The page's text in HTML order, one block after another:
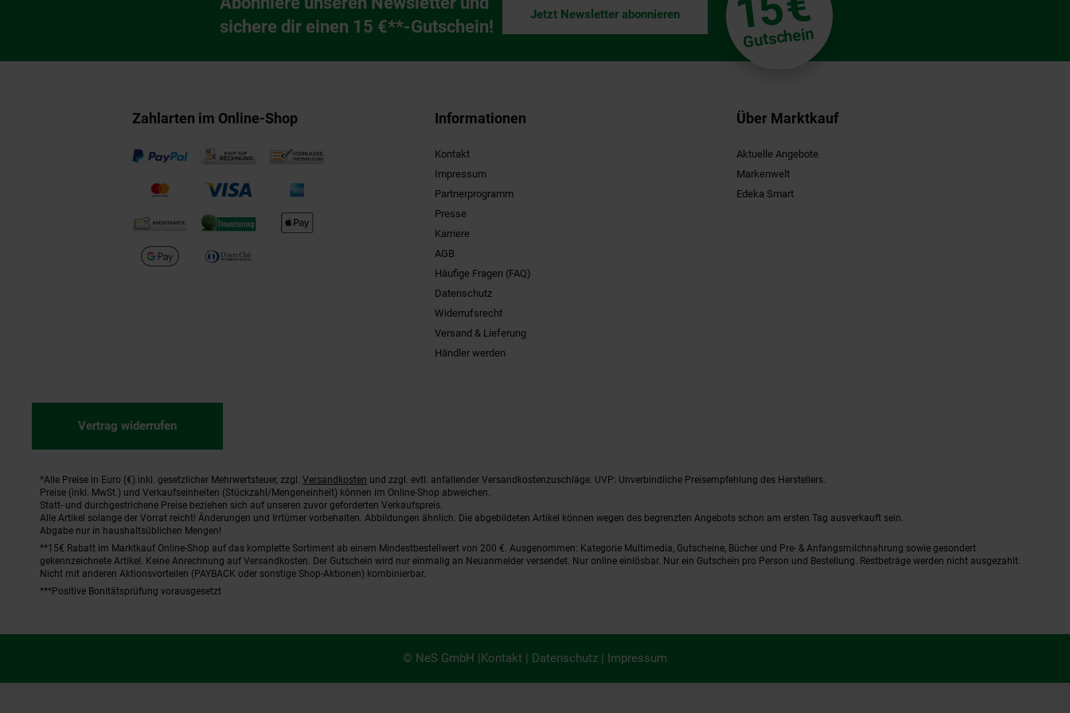
Newsletter Anmeldung
sichere dir einen 15 €**-Gutschein!
Gutschein
Jetzt Newsletter abonnieren
Zahlarten im Online-Shop Informationen
Kontakt
Impressum
Partnerprogramm
Presse
Karriere
AGB
Häufige Fragen (FAQ)
Datenschutz
Widerrufsrecht
Versand & Lieferung
Händler werden
Über Marktkauf
Aktuelle Angebote
Markenwelt
Edeka Smart
Vertrag widerrufen
Fußnoten
*Alle Preise in Euro (€) inkl. gesetzlicher Mehrwertsteuer, zzgl. Versandkosten und zzgl. evtl. anfallender Versandkostenzuschläge. UVP: Unverbindliche Preisempfehlung des Herstellers.
Preise (inkl. MwSt.) und Verkaufseinheiten (Stückzahl/Mengeneinheit) können im Online-Shop abweichen.
Statt- und durchgestrichene Preise beziehen sich auf unseren zuvor geforderten Verkaufspreis.
Alle Artikel solange der Vorrat reicht! Änderungen und Irrtümer vorbehalten. Abbildungen ähnlich. Die abgebildeten Artikel können wegen des begrenzten Angebots schon am ersten Tag ausverkauft sein.
Abgabe nur in haushaltsüblichen Mengen!
**15€ Rabatt im Marktkauf Online-Shop auf das komplette Sortiment ab einem Mindestbestellwert von 200 €. Ausgenommen: Kategorie Multimedia, Gutscheine, Bücher und Pre- & Anfangsmilchnahrung sowie gesondert
gekennzeichnete Artikel. Keine Anrechnung auf Versandkosten. Der Gutschein wird nur einmalig an Neuanmelder versendet. Nur online einlösbar. Nur ein Gutschein pro Person und Bestellung. Restbeträge werden nicht ausgezahlt.
Nicht mit anderen Aktionsvorteilen (PAYBACK oder sonstige Shop-Aktionen) kombinierbar.
***Positive Bonitätsprüfung vorausgesetzt
© NeS GmbH |Kontakt | Datenschutz | Impressum